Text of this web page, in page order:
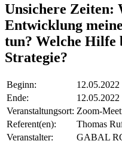
Unsichere Zeiten:
Entwicklung
tun? Welche Hilfe
Strategie?
Beginn:
Ende:
Veranstaltungsort: Zoom-
Referent(en):
Thomas
Veranstalter:
GABAL